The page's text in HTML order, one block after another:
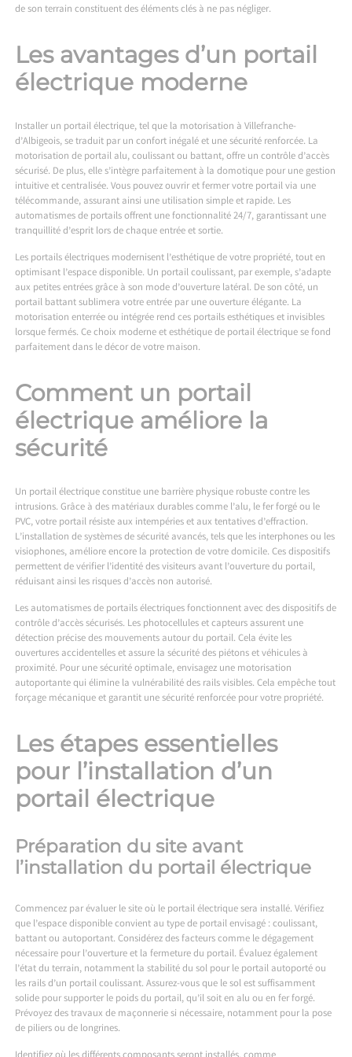
de son terrain constituent des éléments clés à ne pas négliger.
Les avantages d’un portail
électrique moderne
Installer un portail électrique, tel que la motorisation à Villefranche-
d’Albigeois, se traduit par un confort inégalé et une sécurité renforcée. La
motorisation de portail alu, coulissant ou battant, offre un contrôle d’accès
sécurisé. De plus, elle s’intègre parfaitement à la domotique pour une gestion
intuitive et centralisée. Vous pouvez ouvrir et fermer votre portail via une
télécommande, assurant ainsi une utilisation simple et rapide. Les
automatismes de portails offrent une fonctionnalité 24/7, garantissant une
tranquillité d’esprit lors de chaque entrée et sortie.
Les portails électriques modernisent l’esthétique de votre propriété, tout en
optimisant l’espace disponible. Un portail coulissant, par exemple, s’adapte
aux petites entrées grâce à son mode d’ouverture latéral. De son côté, un
portail battant sublimera votre entrée par une ouverture élégante. La
motorisation enterrée ou intégrée rend ces portails esthétiques et invisibles
lorsque fermés. Ce choix moderne et esthétique de portail électrique se fond
parfaitement dans le décor de votre maison.
Comment un portail
électrique améliore la
sécurité
Un portail électrique constitue une barrière physique robuste contre les
intrusions. Grâce à des matériaux durables comme l’alu, le fer forgé ou le
PVC, votre portail résiste aux intempéries et aux tentatives d’effraction.
L’installation de systèmes de sécurité avancés, tels que les interphones ou les
visiophones, améliore encore la protection de votre domicile. Ces dispositifs
permettent de vérifier l’identité des visiteurs avant l’ouverture du portail,
réduisant ainsi les risques d’accès non autorisé.
Les automatismes de portails électriques fonctionnent avec des dispositifs de
contrôle d’accès sécurisés. Les photocellules et capteurs assurent une
détection précise des mouvements autour du portail. Cela évite les
ouvertures accidentelles et assure la sécurité des piétons et véhicules à
proximité. Pour une sécurité optimale, envisagez une motorisation
autoportante qui élimine la vulnérabilité des rails visibles. Cela empêche tout
forçage mécanique et garantit une sécurité renforcée pour votre propriété.
Les étapes essentielles
pour l’installation d’un
portail électrique
Préparation du site avant
l’installation du portail électrique
Commencez par évaluer le site où le portail électrique sera installé. Vérifiez
que l’espace disponible convient au type de portail envisagé : coulissant,
battant ou autoportant. Considérez des facteurs comme le dégagement
nécessaire pour l’ouverture et la fermeture du portail. Évaluez également
l’état du terrain, notamment la stabilité du sol pour le portail autoporté ou
les rails d’un portail coulissant. Assurez-vous que le sol est suffisamment
solide pour supporter le poids du portail, qu’il soit en alu ou en fer forgé.
Prévoyez des travaux de maçonnerie si nécessaire, notamment pour la pose
de piliers ou de longrines.